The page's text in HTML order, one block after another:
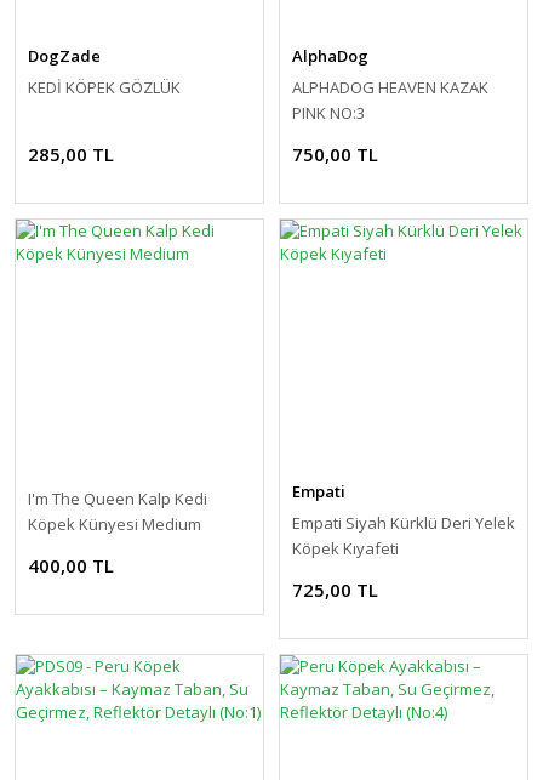
DogZade
KEDİ KÖPEK GÖZLÜK
285,00 TL
AlphaDog
ALPHADOG HEAVEN KAZAK
PINK NO:3
750,00 TL
I'm The Queen Kalp Kedi
Köpek Künyesi Medium
400,00 TL
Empati
Empati Siyah Kürklü Deri Yelek
Köpek Kıyafeti
725,00 TL